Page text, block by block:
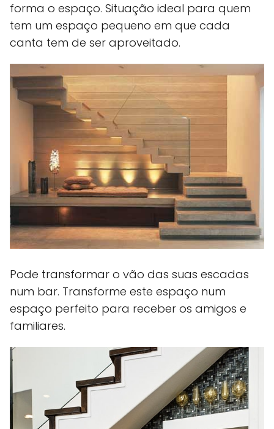
forma o espaço. Situação ideal para quem
tem um espaço pequeno em que cada
canta tem de ser aproveitado.
Pode transformar o vão das suas escadas
num bar. Transforme este espaço num
espaço perfeito para receber os amigos e
familiares.